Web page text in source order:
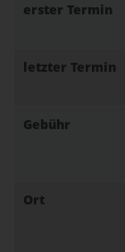
erster Termin
letzter Termin
Gebühr
Ort